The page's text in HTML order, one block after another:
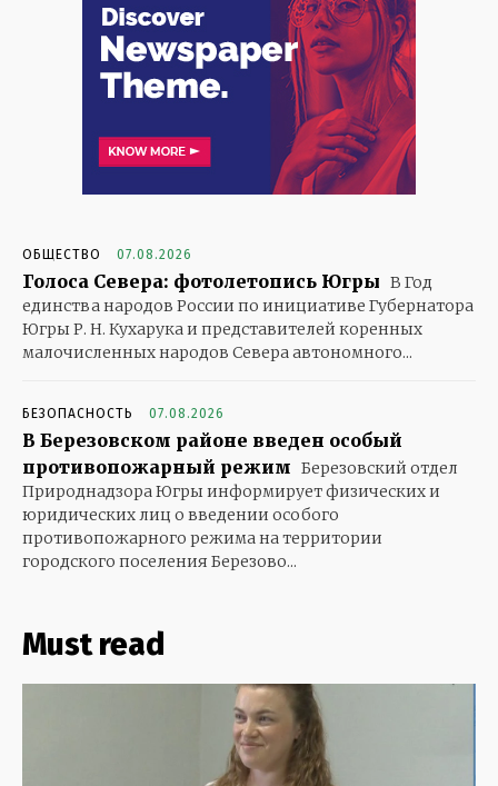
ОБЩЕСТВО 07.08.2026
Голоса Севера: фотолетопись Югры В Год
единства народов России по инициативе Губернатора
Югры Р. Н. Кухарука и представителей коренных
малочисленных народов Севера автономного...
БЕЗОПАСНОСТЬ 07.08.2026
В Березовском районе введен особый
противопожарный режим Березовский отдел
Природнадзора Югры информирует физических и
юридических лиц о введении особого
противопожарного режима на территории
городского поселения Березово...
Must read